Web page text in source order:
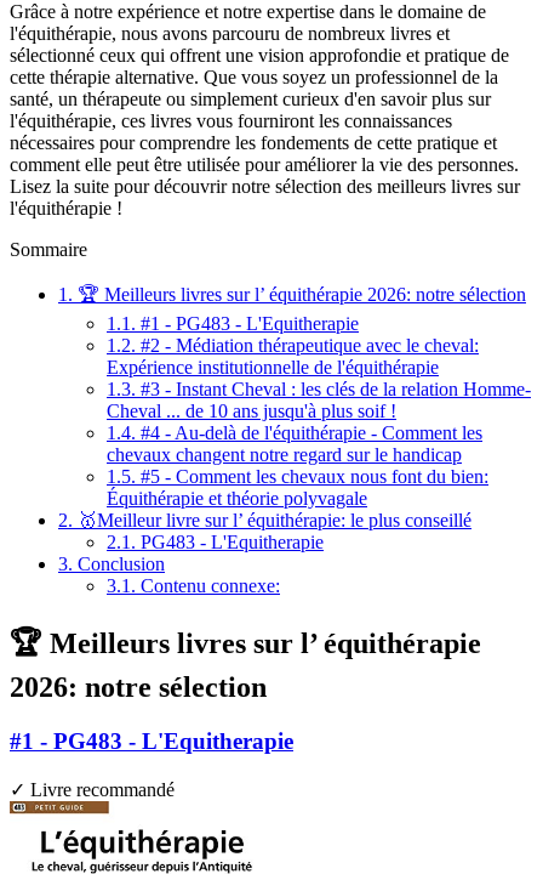
Grâce à notre expérience et notre expertise dans le domaine de
l'équithérapie, nous avons parcouru de nombreux livres et
sélectionné ceux qui offrent une vision approfondie et pratique de
cette thérapie alternative. Que vous soyez un professionnel de la
santé, un thérapeute ou simplement curieux d'en savoir plus sur
l'équithérapie, ces livres vous fourniront les connaissances
nécessaires pour comprendre les fondements de cette pratique et
comment elle peut être utilisée pour améliorer la vie des personnes.
Lisez la suite pour découvrir notre sélection des meilleurs livres sur
l'équithérapie !
Sommaire
1. 🏆 Meilleurs livres sur l’ équithérapie 2026: notre sélection
1.1. #1 - PG483 - L'Equitherapie
1.2. #2 - Médiation thérapeutique avec le cheval:
Expérience institutionnelle de l'équithérapie
1.3. #3 - Instant Cheval : les clés de la relation Homme-
Cheval ... de 10 ans jusqu'à plus soif !
1.4. #4 - Au-delà de l'équithérapie - Comment les
chevaux changent notre regard sur le handicap
1.5. #5 - Comment les chevaux nous font du bien:
Équithérapie et théorie polyvagale
2. 🥇Meilleur livre sur l’ équithérapie: le plus conseillé
2.1. PG483 - L'Equitherapie
3. Conclusion
3.1. Contenu connexe:
🏆 Meilleurs livres sur l’ équithérapie
2026: notre sélection
#1 - PG483 - L'Equitherapie
✓ Livre recommandé